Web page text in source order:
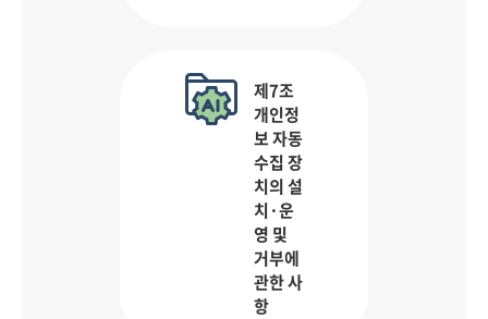
제7조
개인정
보 자동
수집 장
치의 설
치·운
영 및
거부에
관한 사
항